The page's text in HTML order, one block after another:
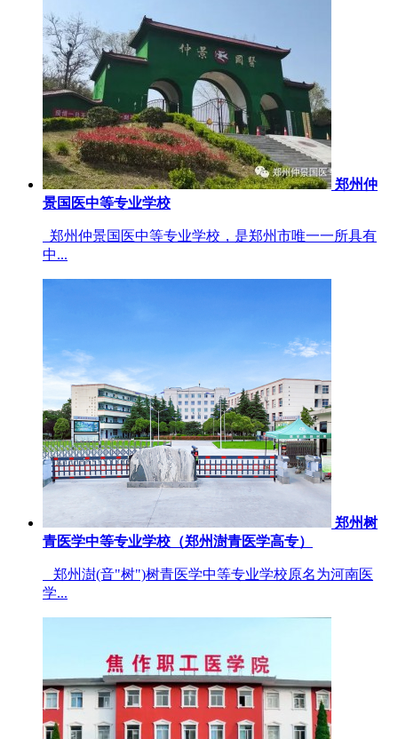
郑州仲
景国医中等专业学校
郑州仲景国医中等专业学校，是郑州市唯一一所具有
中...
郑州树
青医学中等专业学校（郑州澍青医学高专）
郑州澍(音"树")树青医学中等专业学校原名为河南医
学...